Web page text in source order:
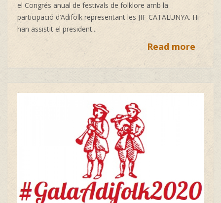
el Congrés anual de festivals de folklore amb la
participació d’Adifolk representant les JIF-CATALUNYA. Hi
han assistit el president...
Read more